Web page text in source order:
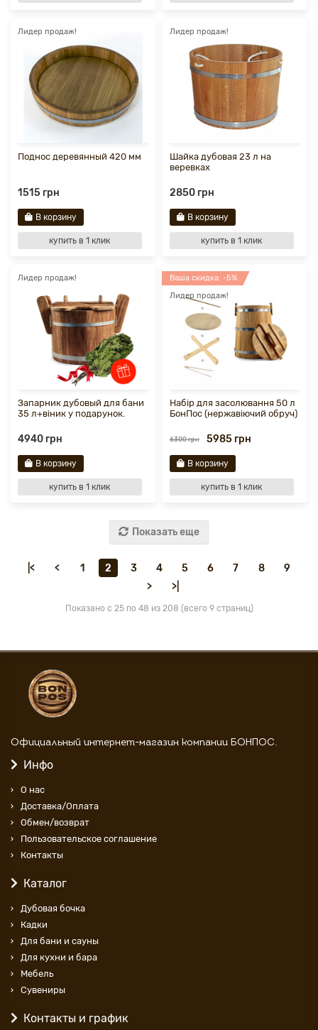
Лидер продаж!
Поднос деревянный 420 мм
1515 грн
В корзину
купить в 1 клик
Лидер продаж!
Шайка дубовая 23 л на
веревках
2850 грн
В корзину
купить в 1 клик
Лидер продаж!
Запарник дубовый для бани
35 л+віник у подарунок.
4940 грн
В корзину
купить в 1 клик
Ваша скидка: -5%
Лидер продаж!
Набір для засолювання 50 л
БонПос (нержавіючий обруч)
6300 грн 5985 грн
В корзину
купить в 1 клик
Показать еще
|< < 1 2 3 4 5 6 7 8
9
>
>|
Показано с 25 по 48 из 208 (всего 9 страниц)
Официальный интернет-магазин компании БОНПОС.
Инфо
О нас
Доставка/Оплата
Обмен/возврат
Пользовательское соглашение
Контакты
Каталог
Дубовая бочка
Кадки
Для бани и сауны
Для кухни и бара
Мебель
Сувениры
Контакты и график